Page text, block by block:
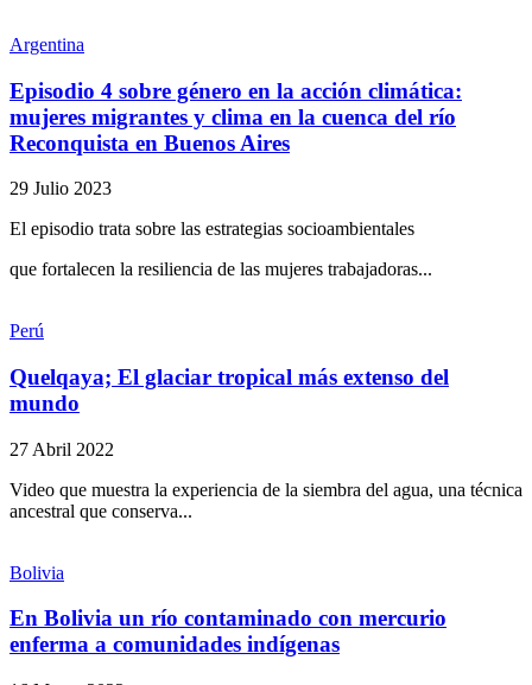
Argentina
Episodio 4 sobre género en la acción climática:
mujeres migrantes y clima en la cuenca del río
Reconquista en Buenos Aires
29 Julio 2023
El episodio trata sobre las estrategias socioambientales
que fortalecen la resiliencia de las mujeres trabajadoras...
Perú
Quelqaya; El glaciar tropical más extenso del
mundo
27 Abril 2022
Video que muestra la experiencia de la siembra del agua, una técnica
ancestral que conserva...
Bolivia
En Bolivia un río contaminado con mercurio
enferma a comunidades indígenas